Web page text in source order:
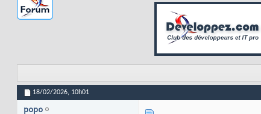
18/02/2026, 10h01
popo